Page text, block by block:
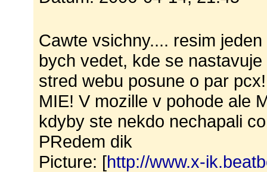
Cawte vsichny.... resim
bych vedet, kde se
stred webu posune o par
MIE! V mozille v pohode ale
kdyby ste nekdo nechapali
PRedem dik
Picture: [http://www.x-